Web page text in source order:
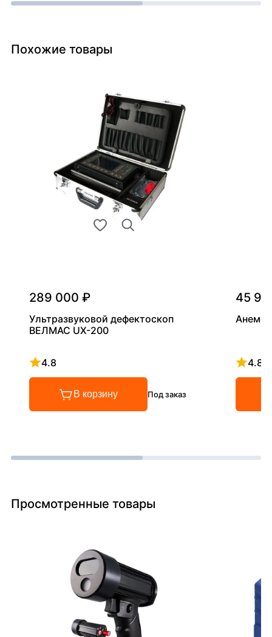
Похожие товары
289 000 ₽
Ультразвуковой дефектоскоп
ВЕЛМАС UX-200
4.8
Рейтинг 4.8 из 5
В корзину Под заказ
45
4.8
Просмотренные товары